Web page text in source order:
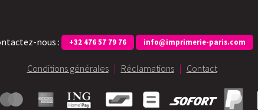
nous : +32 476 57 79 76 info@imprimerie-paris.com
Conditions générales | Réclamations | Contact